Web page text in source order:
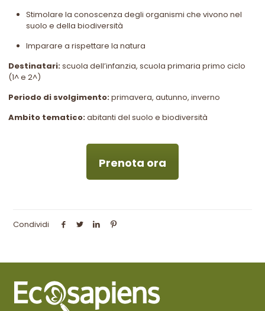
Stimolare la conoscenza degli organismi che vivono nel
suolo e della biodiversità
Imparare a rispettare la natura
Destinatari:scuola dell’infanzia, scuola primaria primo ciclo
(1^ e 2^)
Periodo di svolgimento:primavera, autunno, inverno
Ambito tematico:abitanti del suolo e biodiversità
Prenota ora
Condividi